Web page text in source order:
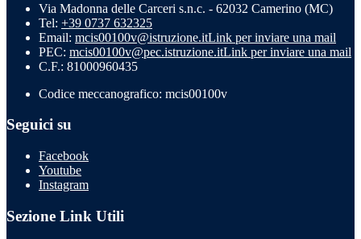
Via Madonna delle Carceri s.n.c. - 62032 Camerino (MC)
Tel: +39 0737 632325
Email: mcis00100v@istruzione.itLink per inviare una mail
PEC: mcis00100v@pec.istruzione.itLink per inviare una mail
C.F.: 81000960435
Codice meccanografico: mcis00100v
Seguici su
Facebook
Youtube
Instagram
Sezione Link Utili